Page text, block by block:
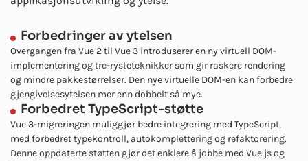
Forbedringer av ytelsen
Overgangen fra Vue 2 til Vue 3 introduserer en ny virtuell DOM-
implementering og tre-rysteteknikker som gir raskere rendering
og mindre pakkestørrelser. Den nye virtuelle DOM-en kan forbedre
gjengivelsesytelsen mer enn dobbelt så mye.
Forbedret TypeScript-støtte
Vue 3-migreringen muliggjør bedre integrering med TypeScript,
med forbedret typekontroll, autokomplettering og refaktorering.
Denne oppdaterte støtten gjør det enklere å jobbe med Vue.js og